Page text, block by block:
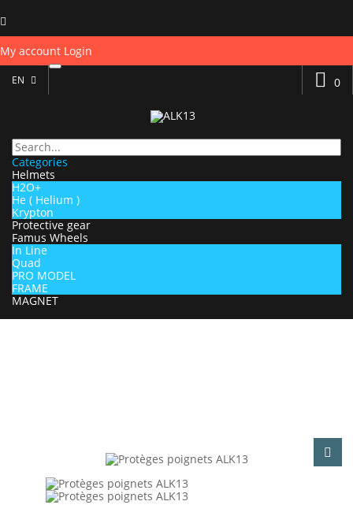
My account Login
0
EN
Categories
Helmets
H2O+
He ( Helium )
Krypton
Protective gear
Famus Wheels
In Line
Quad
PRO MODEL
FRAME
MAGNET